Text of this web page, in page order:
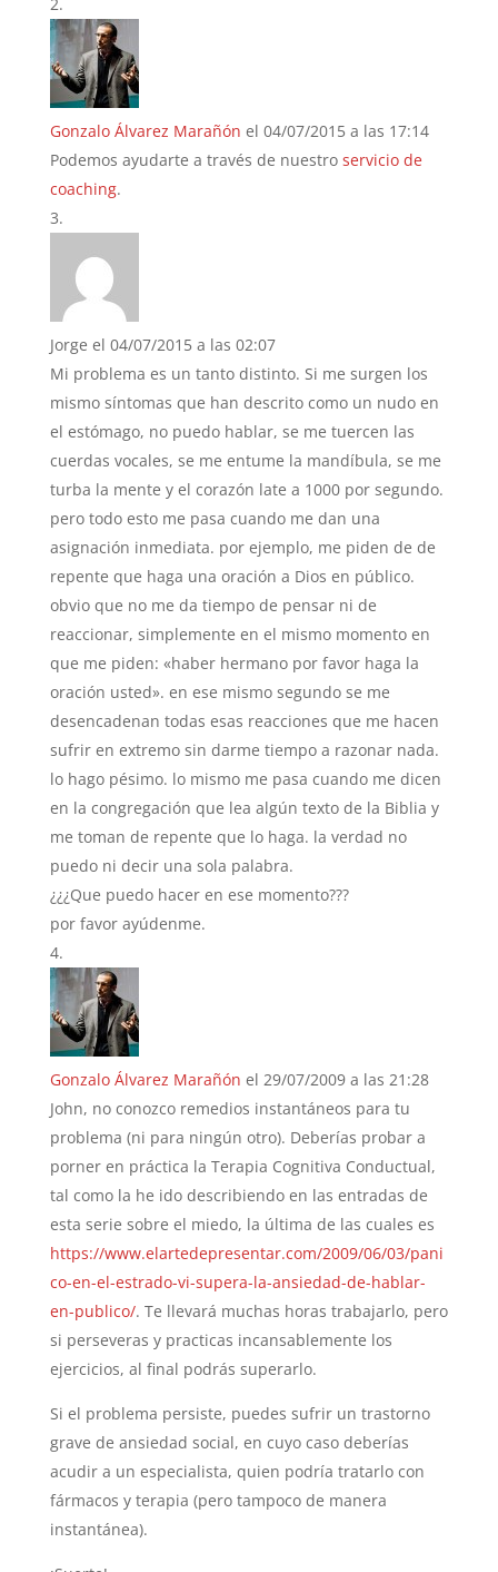
Gonzalo Álvarez Marañón el 04/07/2015 a las 17:14
Podemos ayudarte a través de nuestro servicio de
coaching.
Jorge el 04/07/2015 a las 02:07
Mi problema es un tanto distinto. Si me surgen los
mismo síntomas que han descrito como un nudo en
el estómago, no puedo hablar, se me tuercen las
cuerdas vocales, se me entume la mandíbula, se me
turba la mente y el corazón late a 1000 por segundo.
pero todo esto me pasa cuando me dan una
asignación inmediata. por ejemplo, me piden de de
repente que haga una oración a Dios en público.
obvio que no me da tiempo de pensar ni de
reaccionar, simplemente en el mismo momento en
que me piden: «haber hermano por favor haga la
oración usted». en ese mismo segundo se me
desencadenan todas esas reacciones que me hacen
sufrir en extremo sin darme tiempo a razonar nada.
lo hago pésimo. lo mismo me pasa cuando me dicen
en la congregación que lea algún texto de la Biblia y
me toman de repente que lo haga. la verdad no
puedo ni decir una sola palabra.
¿¿¿Que puedo hacer en ese momento???
por favor ayúdenme.
Gonzalo Álvarez Marañón el 29/07/2009 a las 21:28
John, no conozco remedios instantáneos para tu
problema (ni para ningún otro). Deberías probar a
porner en práctica la Terapia Cognitiva Conductual,
tal como la he ido describiendo en las entradas de
esta serie sobre el miedo, la última de las cuales es
https://www.elartedepresentar.com/2009/06/03/pani
co-en-el-estrado-vi-supera-la-ansiedad-de-hablar-
en-publico/. Te llevará muchas horas trabajarlo, pero
si perseveras y practicas incansablemente los
ejercicios, al final podrás superarlo.
Si el problema persiste, puedes sufrir un trastorno
grave de ansiedad social, en cuyo caso deberías
acudir a un especialista, quien podría tratarlo con
fármacos y terapia (pero tampoco de manera
instantánea).